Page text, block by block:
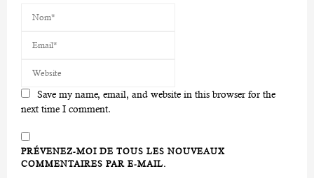
Save my name, email, and website in this browser for the
next time I comment.
PRÉVENEZ-MOI DE TOUS LES NOUVEAUX
COMMENTAIRES PAR E-MAIL.